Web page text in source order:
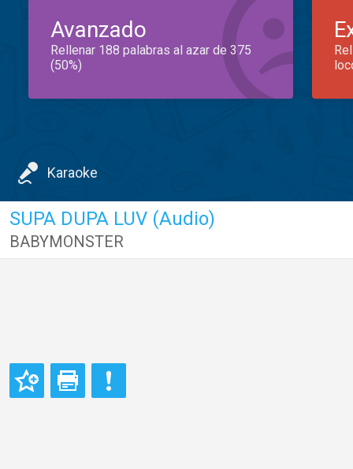
Avanzado
Rellenar 188 palabras al azar de 375
(50%)
Karaoke
SUPA DUPA LUV (Audio)
BABYMONSTER